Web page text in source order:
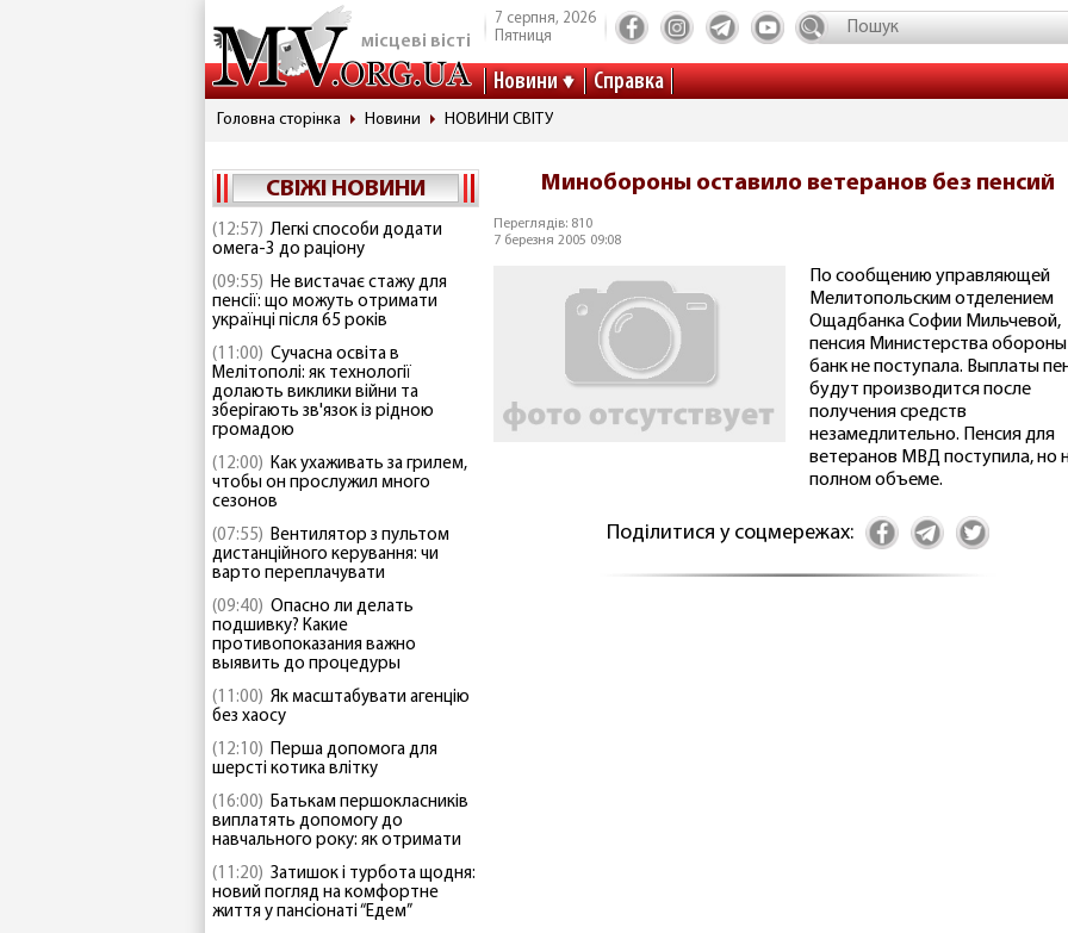
місцеві вісті
7 серпня, 2026
Пятниця
Новини Справка
Головна сторінка Новини НОВИНИ СВІТУ
СВІЖІ НОВИНИ
(12:57) Легкі способи додати
омега-3 до раціону
(09:55) Не вистачає стажу для
пенсії: що можуть отримати
українці після 65 років
(11:00) Сучасна освіта в
Мелітополі: як технології
долають виклики війни та
зберігають зв'язок із рідною
громадою
(12:00) Как ухаживать за грилем,
чтобы он прослужил много
сезонов
(07:55) Вентилятор з пультом
дистанційного керування: чи
варто переплачувати
(09:40) Опасно ли делать
подшивку? Какие
противопоказания важно
выявить до процедуры
(11:00) Як масштабувати агенцію
без хаосу
(12:10) Перша допомога для
шерсті котика влітку
(16:00) Батькам першокласників
виплатять допомогу до
навчального року: як отримати
(11:20) Затишок і турбота щодня:
новий погляд на комфортне
життя у пансіонаті “Едем”
Минобороны оставило ветеранов без пенсий
Переглядів: 810
7 березня 2005 09:08
По сообщению управляющей
Мелитопольским отделением
Ощадбанка Софии Мильчевой,
пенсия Министерства
банк не поступала. Выплаты
будут производится после
получения средств
незамедлительно. Пенсия для
ветеранов МВД поступила, но
полном объеме.
Поділитися у соцмережах: